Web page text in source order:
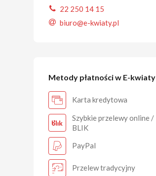
22 250 14 15
biuro@e-kwiaty.pl
Metody płatności w E-kwiaty
Karta kredytowa
Szybkie przelewy online /
BLIK
PayPal
Przelew tradycyjny